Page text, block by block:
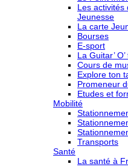
Les activités
Jeunesse
La carte
Bourses
E-sport
La Guitar’
Cours de
Explore ton
Promeneur
Etudes et
Mobilité
Transports
Santé
La santé à